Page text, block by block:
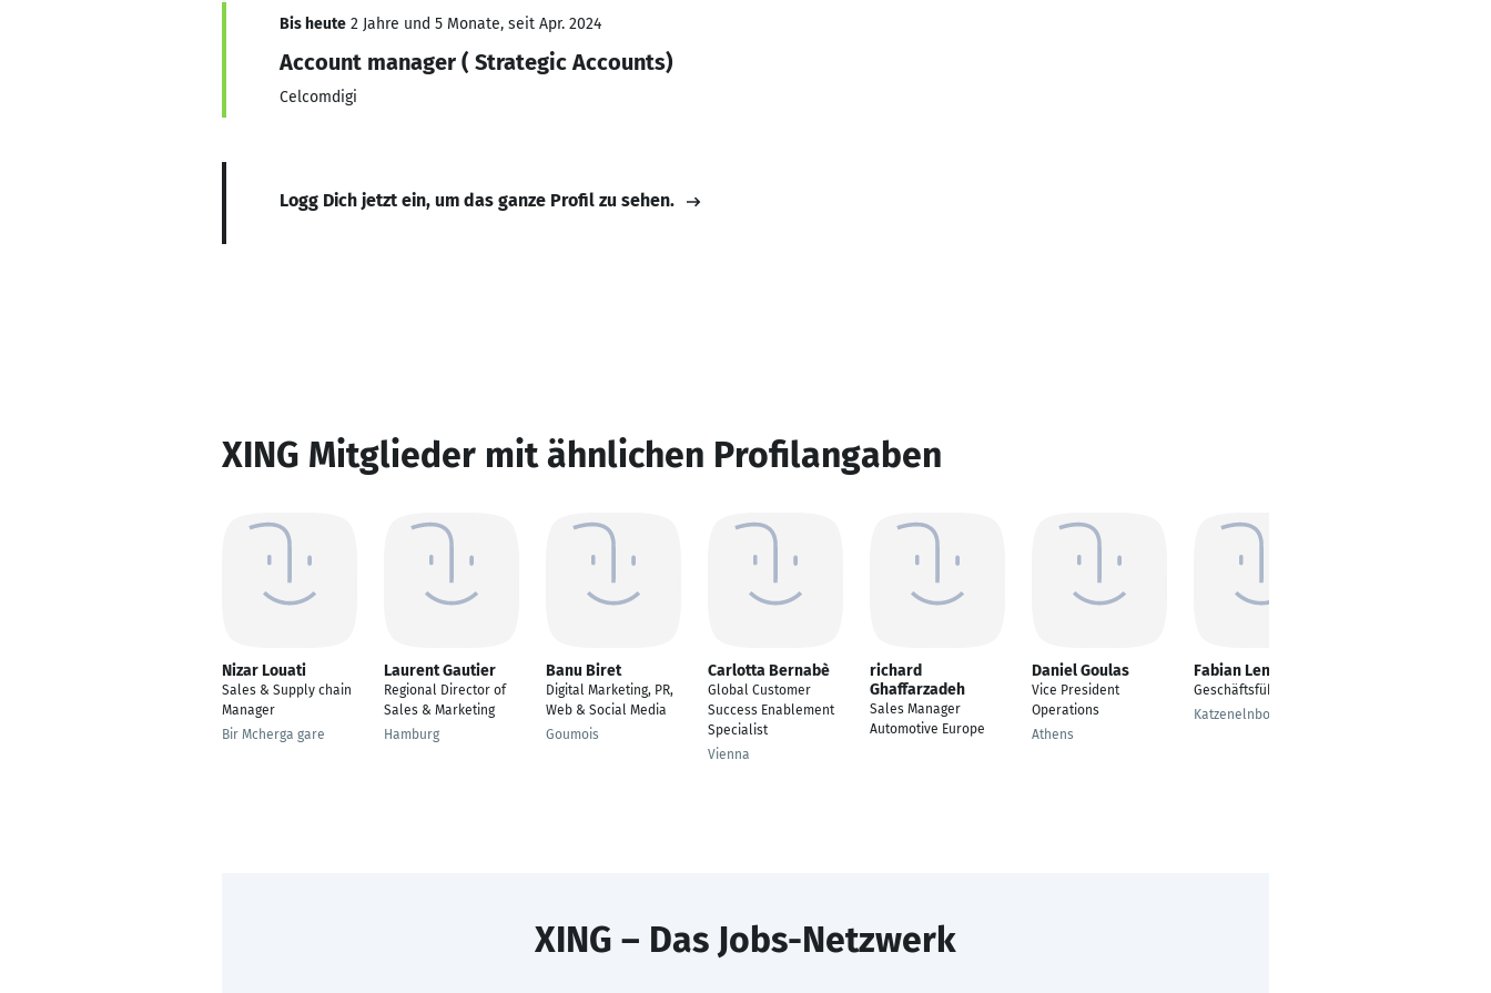
Bis heute 2 Jahre und 5 Monate, seit Apr. 2024
Account manager ( Strategic Accounts)
Celcomdigi
Logg Dich jetzt ein, um das ganze Profil zu sehen.
XING Mitglieder mit ähnlichen Profilangaben
Nizar Louati
Sales & Supply chain
Manager
Bir Mcherga gare
Laurent Gautier
Regional Director of
Sales & Marketing
Hamburg
Banu Biret
Digital Marketing, PR,
Web & Social Media
Goumois
Carlotta Bernabè
Global Customer
Success Enablement
Specialist
Vienna
richard
Ghaffarzadeh
Sales Manager
Automotive Europe
Daniel Goulas
Vice President
Operations
Athens
Fabian Lentz
Geschäftsführer
Katzenelnbogen
XING – Das Jobs-Netzwerk